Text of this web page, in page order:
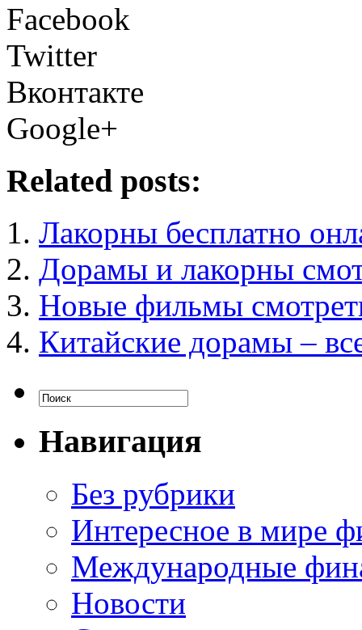
Facebook
Twitter
Вконтакте
Google+
Related posts:
Лакорны бесплатно
Дорамы и лакорны
Новые фильмы
Китайские дорамы –
Навигация
Без рубрики
Интересное в мире
Международные
Новости